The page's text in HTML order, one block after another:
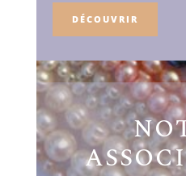
DÉCOUVRIR